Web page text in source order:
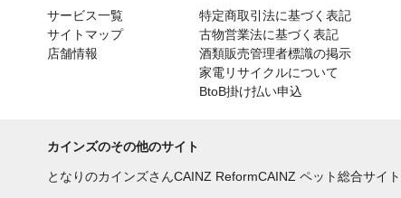
サービス一覧
サイトマップ
店舗情報
特定商取引法に基づく表記
古物営業法に基づく表記
酒類販売管理者標識の掲示
家電リサイクルについて
BtoB掛け払い申込
カインズのその他のサイト
となりのカインズさんCAINZ ReformCAINZ ペット総合サイト